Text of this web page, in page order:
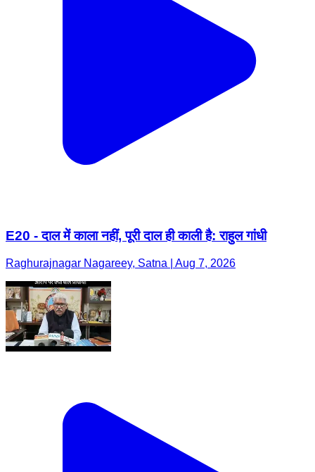
E20 - दाल में काला नहीं, पूरी दाल ही काली है: राहुल गांधी
Raghurajnagar Nagareey, Satna | Aug 7, 2026